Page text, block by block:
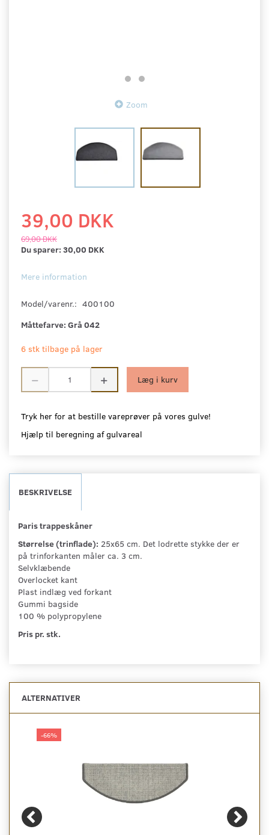
Zoom
39,00 DKK
69,00 DKK
Du sparer: 30,00 DKK
Mere information
Model/varenr.: 400100
Måttefarve: Grå 042
6 stk tilbage på lager
Læg i kurv
Tryk her for at bestille vareprøver på vores gulve!
Hjælp til beregning af gulvareal
BESKRIVELSE
Paris trappeskåner
Størrelse (trinflade): 25x65 cm. Det lodrette stykke der er
på trinforkanten måler ca. 3 cm.
Selvklæbende
Overlocket kant
Plast indlæg ved forkant
Gummi bagside
100 % polypropylene
Pris pr. stk.
ALTERNATIVER
-66%